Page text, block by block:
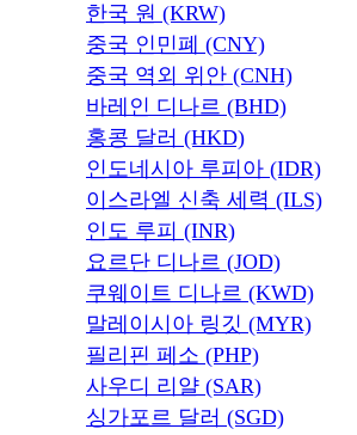
한국 원 (KRW)
중국 인민폐 (CNY)
중국 역외 위안 (CNH)
바레인 디나르 (BHD)
홍콩 달러 (HKD)
인도네시아 루피아 (IDR)
이스라엘 신축 세력 (ILS)
인도 루피 (INR)
요르단 디나르 (JOD)
쿠웨이트 디나르 (KWD)
말레이시아 링깃 (MYR)
필리핀 페소 (PHP)
사우디 리얄 (SAR)
싱가포르 달러 (SGD)